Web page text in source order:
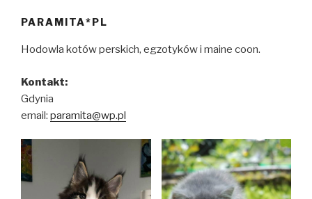
PARAMITA*PL
Hodowla kotów perskich, egzotyków i maine coon.
Kontakt:
Gdynia
email: paramita@wp.pl